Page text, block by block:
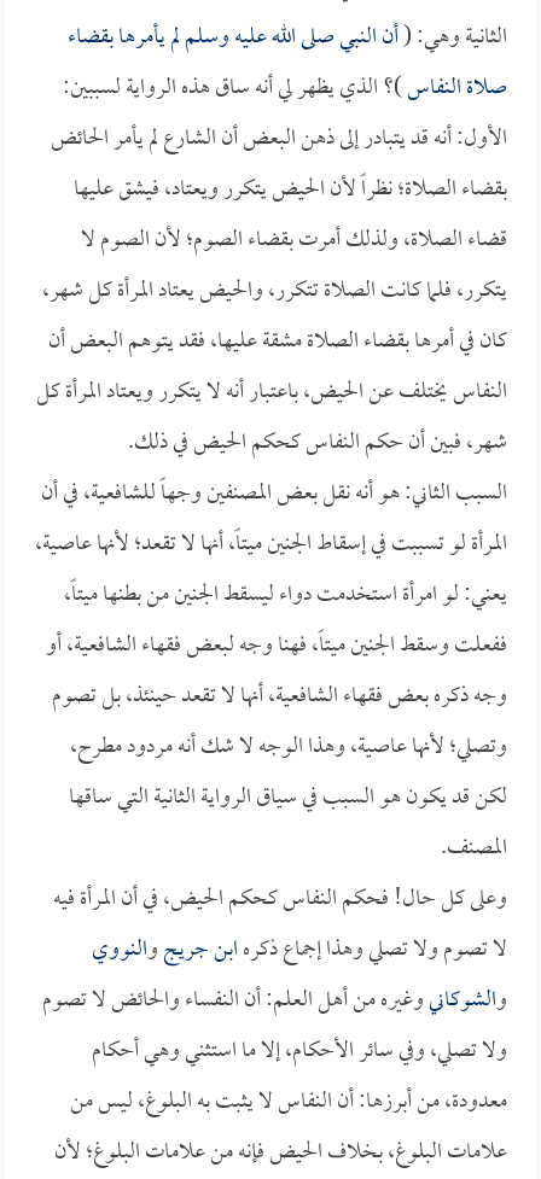
الثانية وهي: (أن النبي صلى الله عليه وسلم لم يأمرها بقضاء
صلاة النفاس)؟ الذي يظهر لي أنه ساق هذه الرواية لسببين:
الأول: أنه قد يتبادر إلى ذهن البعض أن الشارع لم يأمر الحائض
بقضاء الصلاة؛ نظراً لأن الحيض يتكرر ويعتاد، فيشق عليها
قضاء الصلاة، ولذلك أمرت بقضاء الصوم؛ لأن الصوم لا
يتكرر، فلما كانت الصلاة تتكرر، والحيض يعتاد المرأة كل شهر،
كان في أمرها بقضاء الصلاة مشقة عليها، فقد يتوهم البعض أن
النفاس يختلف عن الحيض، باعتبار أنه لا يتكرر ويعتاد المرأة كل
شهر، فبين أن حكم النفاس كحكم الحيض في ذلك.
السبب الثاني: هو أنه نقل بعض المصنفين وجهاً للشافعية، في أن
المرأة لو تسببت في إسقاط الجنين ميتاً، أنها لا تقعد؛ لأنها عاصية،
يعني: لو امرأة استخدمت دواء ليسقط الجنين من بطنها ميتاً،
ففعلت وسقط الجنين ميتاً، فهنا وجه لبعض فقهاء الشافعية، أو
وجه ذكره بعض فقهاء الشافعية، أنها لا تقعد حينئذ، بل تصوم
وتصلي؛ لأنها عاصية، وهذا الوجه لا شك أنه مردود مطرح،
لكن قد يكون هو السبب في سياق الرواية الثانية التي ساقها
المصنف.
وعلى كل حال! فحكم النفاس كحكم الحيض، في أن المرأة فيه
لا تصوم ولا تصلي وهذا إجماع ذكرهابن جريجوالنووي
والشوكانيوغيره من أهل العلم: أن النفساء والحائض لا تصوم
ولا تصلي، وفي سائر الأحكام، إلا ما استثني وهي أحكام
معدودة، من أبرزها: أن النفاس لا يثبت به البلوغ، ليس من
علامات البلوغ، بخلاف الحيض فإنه من علامات البلوغ؛ لأن